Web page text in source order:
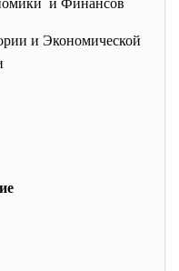
и Финансов
и Экономической